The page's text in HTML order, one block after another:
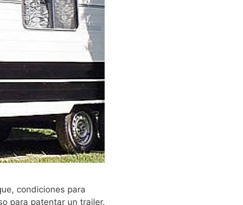
condiciones para
para patentar un trailer.